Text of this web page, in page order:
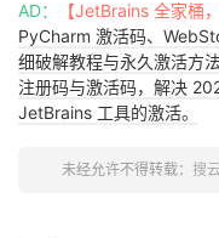
AD： 【JetBrains 全家桶
PyCharm 激活码、
细破解教程与永久激活方
注册码与激活码，解决
JetBrains 工具的激活。
未经允许不得转载： 搜